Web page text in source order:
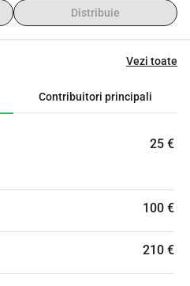
Distribuie
Vezi toate
Contribuitori principali
25 €
100 €
210 €